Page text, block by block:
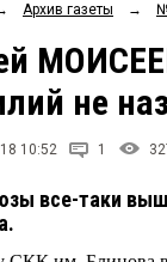
Архив газеты →
не
10:52 1
все-таки